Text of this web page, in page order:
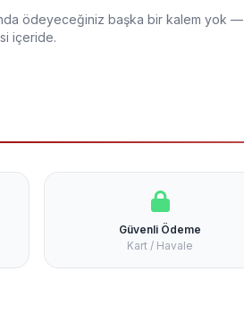
ödeyeceğiniz başka bir kalem yok —
içeride.
Güvenli Ödeme
Kart / Havale